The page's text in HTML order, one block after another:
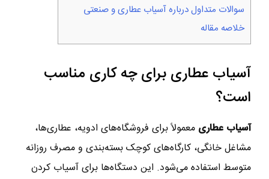
سوالات متداول درباره آسیاب عطاری و صنعتی
خلاصه مقاله
آسیاب عطاری برای چه کاری مناسب
است؟
آسیاب عطاری معمولاً برای فروشگاه‌های ادویه، عطاری‌ها،
مشاغل خانگی، کارگاه‌های کوچک بسته‌بندی و مصرف روزانه
متوسط استفاده می‌شود. این دستگاه‌ها برای آسیاب کردن